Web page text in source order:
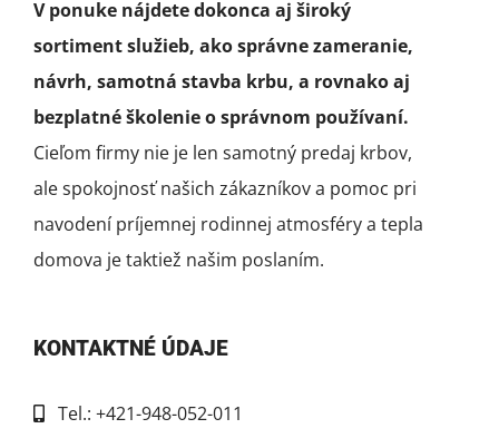
V ponuke nájdete dokonca aj široký
sortiment služieb, ako správne zameranie,
návrh, samotná stavba krbu, a rovnako aj
bezplatné školenie o správnom používaní.
Cieľom firmy nie je len samotný predaj krbov,
ale spokojnosť našich zákazníkov a pomoc pri
navodení príjemnej rodinnej atmosféry a tepla
domova je taktiež našim poslaním.
KONTAKTNÉ ÚDAJE
Tel.: +421-948-052-011